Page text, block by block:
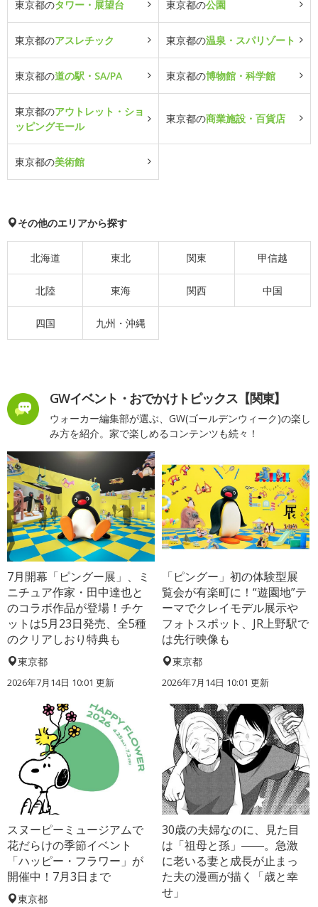
東京都のタワー・展望台 東京都の公園
東京都のアスレチック 東京都の温泉・スパリゾート
東京都の道の駅・SA/PA 東京都の博物館・科学館
東京都のアウトレット・ショ
ッピングモール
東京都の商業施設・百貨店
東京都の美術館
その他のエリアから探す
北海道 東北 関東 甲信越
北陸 東海 関西 中国
四国 九州・沖縄
GWイベント・おでかけトピックス【関東】
ウォーカー編集部が選ぶ、GW(ゴールデンウィーク)の楽し
み方を紹介。家で楽しめるコンテンツも続々！
7月開幕「ピングー展」、ミ
ニチュア作家・田中達也と
のコラボ作品が登場！チケ
ットは5月23日発売、全5種
のクリアしおり特典も
東京都
2026年7月14日 10:01 更新
「ピングー」初の体験型展
覧会が有楽町に！“遊園地”テ
ーマでクレイモデル展示や
フォトスポット、JR上野駅で
は先行映像も
東京都
2026年7月14日 10:01 更新
スヌーピーミュージアムで
花だらけの季節イベント
「ハッピー・フラワー」が
開催中！7月3日まで
東京都
30歳の夫婦なのに、見た目
は「祖母と孫」――。急激
に老いる妻と成長が止まっ
た夫の漫画が描く「歳と幸
せ」